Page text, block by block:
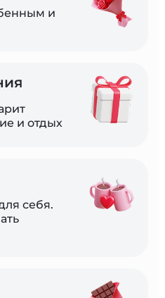
и
и отдых
себя.